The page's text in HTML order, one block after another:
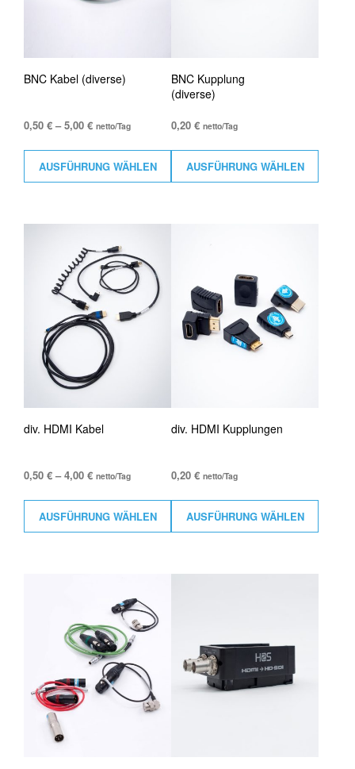
BNC Kabel (diverse)
0,50 € –5,00 € netto/Tag
AUSFÜHRUNG WÄHLEN
BNC Kupplung
(diverse)
0,20€ netto/Tag
AUSFÜHRUNG WÄHLEN
div. HDMI Kabel
0,50 € –4,00 € netto/Tag
AUSFÜHRUNG WÄHLEN
div. HDMI Kupplungen
0,20€ netto/Tag
AUSFÜHRUNG WÄHLEN